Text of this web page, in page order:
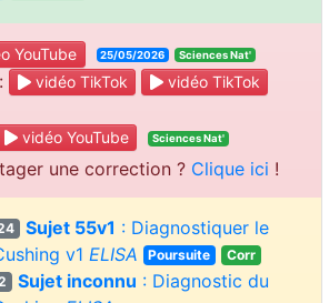
YouTube 25/05/2026 Sciences Nat'
: vidéo TikTok vidéo TikTok
vidéo YouTube Sciences Nat'
une correction ? Clique ici !
Sujet 55v1 : Diagnostiquer le
v1 ELISA Poursuite Corr
Sujet inconnu : Diagnostic du